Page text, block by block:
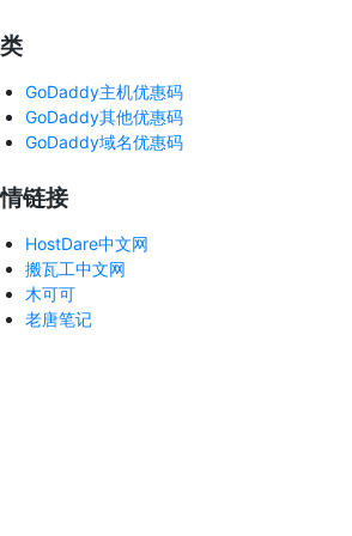
GoDaddy主机优惠码
GoDaddy其他优惠码
GoDaddy域名优惠码
链接
HostDare中文网
搬瓦工中文网
木可可
老唐笔记